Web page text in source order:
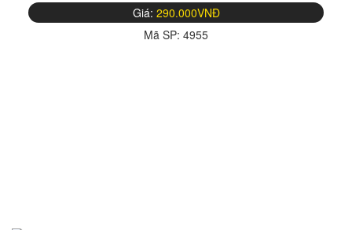
Giá: 290.000VNĐ
Mã SP: 4955